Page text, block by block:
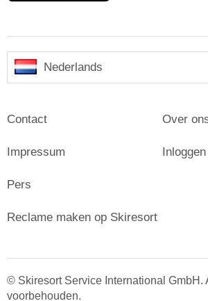
Nederlands
Contact
Impressum
Pers
Over
Inloggen
Reclame maken op Skiresort
© Skiresort Service International GmbH.
voorbehouden.